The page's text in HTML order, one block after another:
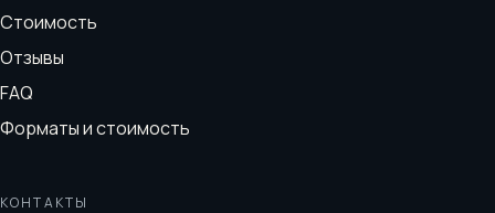
Стоимость
Отзывы
FAQ
Форматы и стоимость
КОНТАКТЫ